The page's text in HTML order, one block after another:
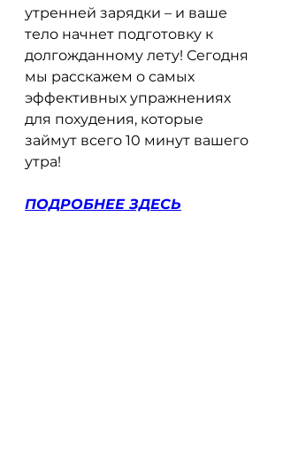
утренней зарядки – и ваше
тело начнет подготовку к
долгожданному лету! Сегодня
мы расскажем о самых
эффективных упражнениях
для похудения, которые
займут всего 10 минут вашего
утра!
ПОДРОБНЕЕ ЗДЕСЬ